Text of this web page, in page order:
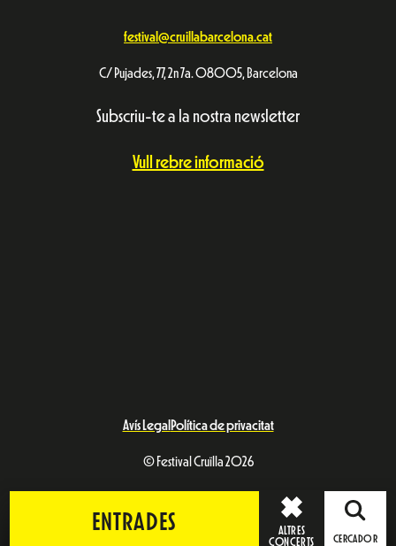
festival@cruillabarcelona.cat
C/ Pujades, 77, 2n 7a. 08005, Barcelona
Subscriu-te a la nostra newsletter
Vull rebre informació
Avís Legal Política de privacitat
© Festival Cruïlla 2026
ENTRADES
ALTRES
CONCERTS
CERCADOR